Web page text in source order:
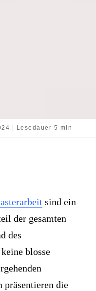
| Lesedauer 5 min
sind ein
der gesamten
des
blosse
präsentieren die